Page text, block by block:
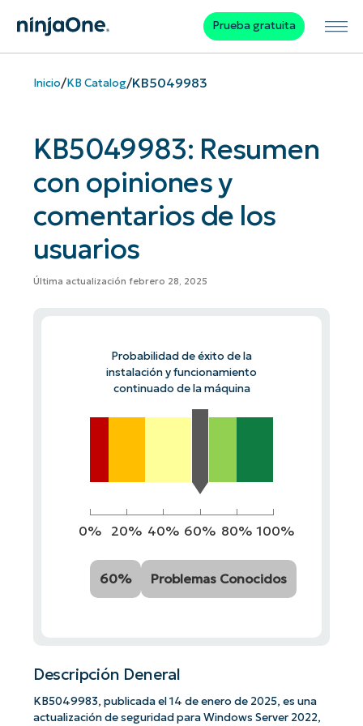
Prueba gratuita
Inicio/KB Catalog/KB5049983
KB5049983: Resumen
con opiniones y
comentarios de los
usuarios
Última actualización febrero 28, 2025
Probabilidad de éxito de la
instalación y funcionamiento
continuado de la máquina
0% 20% 40% 60% 80% 100%
60% Problemas Conocidos
Descripción Deneral
KB5049983, publicada el 14 de enero de 2025, es una
actualización de seguridad para Windows Server 2022,